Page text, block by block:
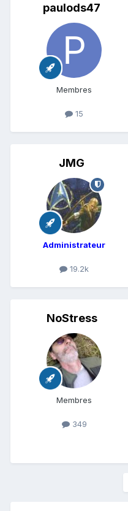
paulods47
Membres
15
JMG
Administrateur
19.2k
NoStress
Membres
349